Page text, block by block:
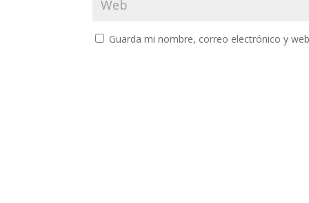
Guarda mi nombre, correo electrónico y